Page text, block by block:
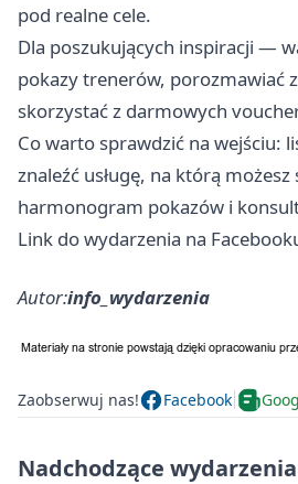
pod realne cele.
Dla poszukujących inspiracji —
pokazy trenerów, porozmawiać
skorzystać z darmowych
Co warto sprawdzić na wejściu:
znaleźć usługę, na którą możesz
harmonogram pokazów i
Link do wydarzenia na
Autor:info_wydarzenia
Zaobserwuj nas! Facebook
Nadchodzące wydarzenia